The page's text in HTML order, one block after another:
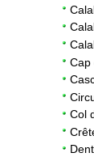
Cap
Col